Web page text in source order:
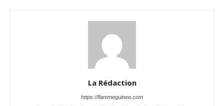
La Rédaction
https://flammeguinee.com